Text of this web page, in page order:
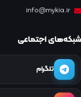
info@mykia.ir
شبکه‌های اجتماعی
تلگرام